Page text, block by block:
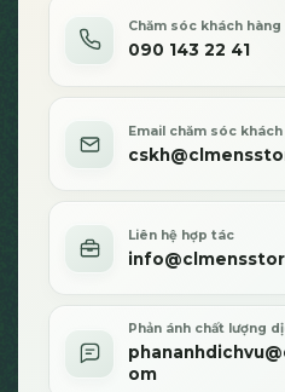
Chăm sóc khách hàng
090 143 22 41
Email chăm sóc khách
Liên hệ hợp tác
Phản ánh chất lượng
om